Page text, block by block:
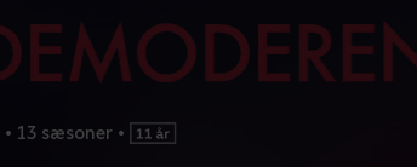
• 13 sæsoner •